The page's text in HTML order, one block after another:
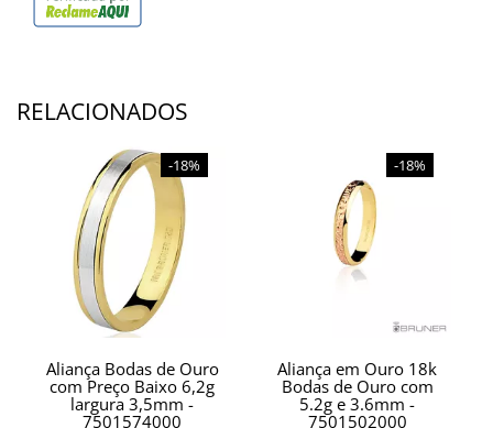
RELACIONADOS
-18%
Aliança Bodas de Ouro
com Preço Baixo 6,2g
largura 3,5mm -
7501574000
-18%
Aliança em Ouro 18k
Bodas de Ouro com
5.2g e 3.6mm -
7501502000